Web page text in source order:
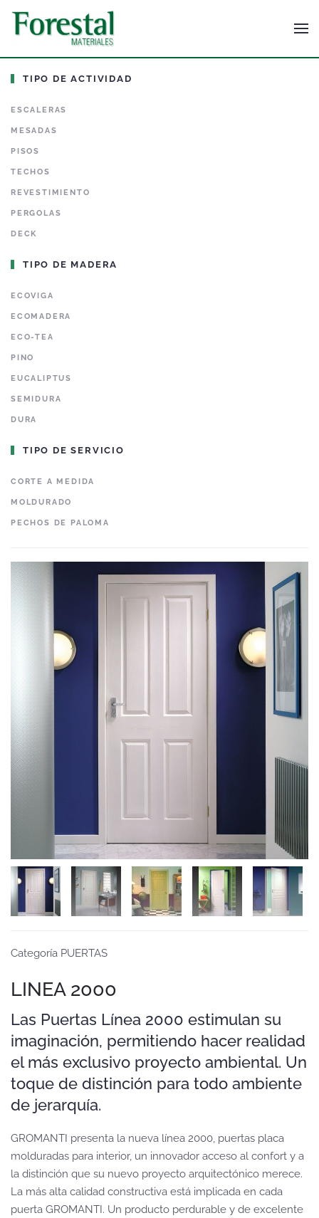
Categoría PUERTAS
LINEA 2000
Las Puertas Línea 2000 estimulan su
imaginación, permitiendo hacer realidad
el más exclusivo proyecto ambiental. Un
toque de distinción para todo ambiente
de jerarquía.
GROMANTI presenta la nueva línea 2000, puertas placa
molduradas para interior, un innovador acceso al confort y a
la distinción que su nuevo proyecto arquitectónico merece.
La más alta calidad constructiva está implicada en cada
puerta GROMANTI. Un producto perdurable y de excelente
TIPO DE ACTIVIDAD
ESCALERAS
MESADAS
PISOS
TECHOS
REVESTIMIENTO
PERGOLAS
DECK
TIPO DE MADERA
ECOVIGA
ECOMADERA
ECO-TEA
PINO
EUCALIPTUS
SEMIDURA
DURA
TIPO DE SERVICIO
CORTE A MEDIDA
MOLDURADO
PECHOS DE PALOMA